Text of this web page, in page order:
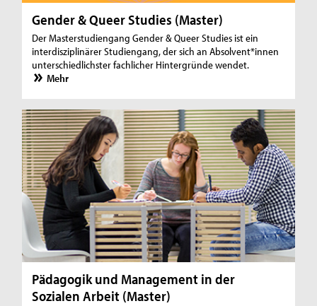
Gender & Queer Studies (Master)
Der Masterstudiengang Gender & Queer Studies ist ein
interdisziplinärer Studiengang, der sich an Absolvent*innen
unterschiedlichster fachlicher Hintergründe wendet.
Mehr
Pädagogik und Management in der
Sozialen Arbeit (Master)